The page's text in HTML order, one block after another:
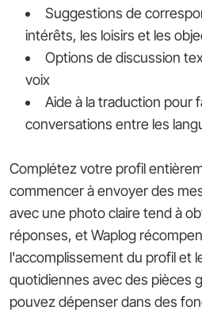
Suggestions de
intérêts, les loisirs et les
Options de discussion
voix
Aide à la traduction pour
conversations entre les
Complétez votre profil
commencer à envoyer des
avec une photo claire tend à
réponses, et Waplog
l'accomplissement du profil et
quotidiennes avec des pièces
pouvez dépenser dans des